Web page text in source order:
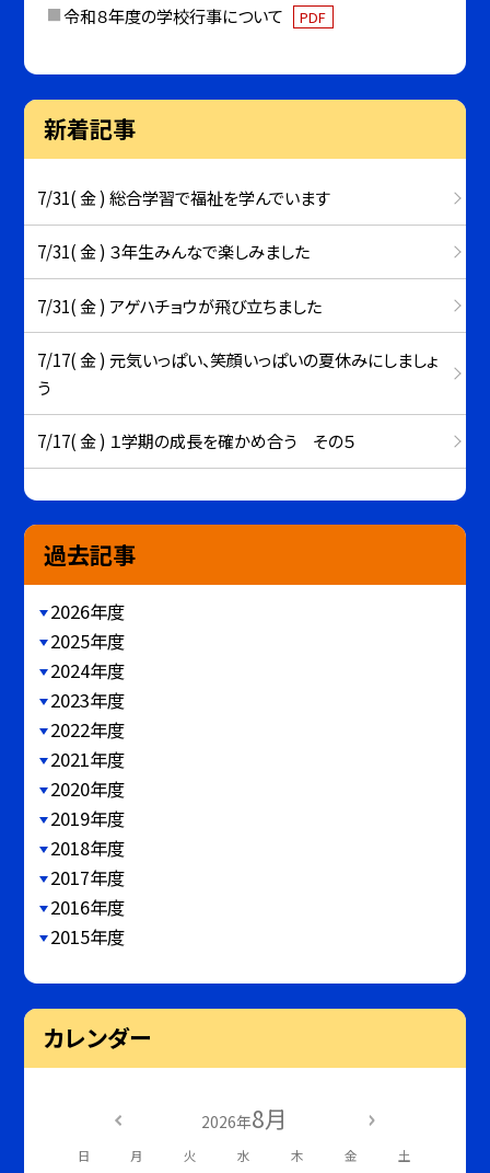
令和８年度の学校行事について PDF
新着記事
7/31( 金 ) 総合学習で福祉を学んでいます
7/31( 金 ) ３年生みんなで楽しみました
7/31( 金 ) アゲハチョウが飛び立ちました
7/17( 金 ) 元気いっぱい、笑顔いっぱいの夏休みにしましょ
う
7/17( 金 ) １学期の成長を確かめ合う その５
過去記事
2026年度
2025年度
2024年度
2023年度
2022年度
2021年度
2020年度
2019年度
2018年度
2017年度
2016年度
2015年度
カレンダー
2026年8月
日 月 火 水 木 金 土